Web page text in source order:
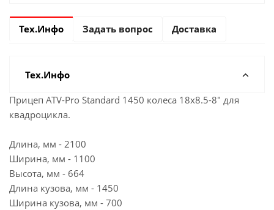
Тех.Инфо Задать вопрос Доставка
Тех.Инфо
Прицеп ATV-Pro Standard 1450 колеса 18x8.5-8" для
квадроцикла.
Длина, мм - 2100
Ширина, мм - 1100
Высота, мм - 664
Длина кузова, мм - 1450
Ширина кузова, мм - 700